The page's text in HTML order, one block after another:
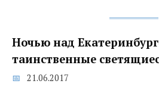
Ночью над
таинственные
21.06.2017